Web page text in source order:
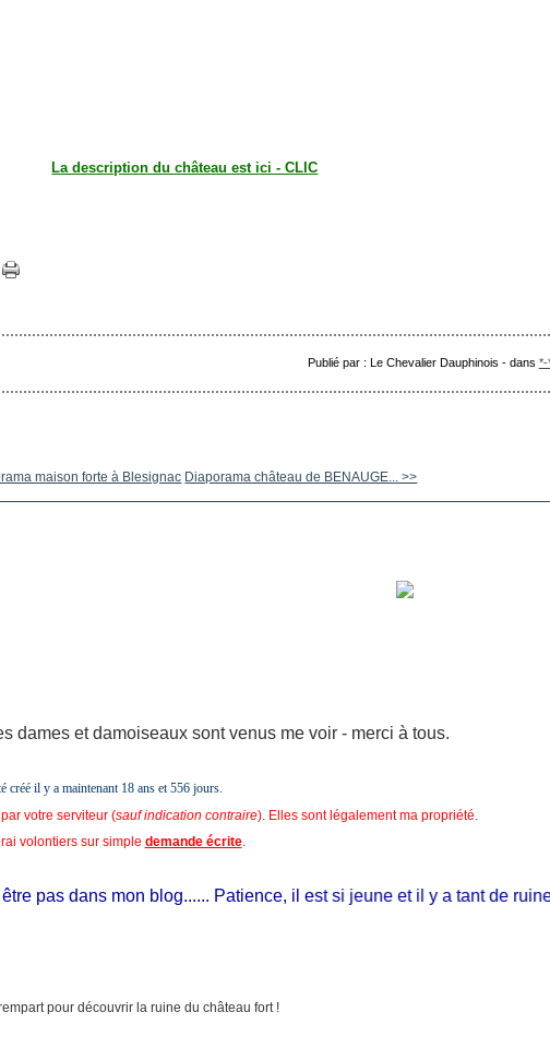
La description du château est ici - CLIC
Publié par : Le Chevalier Dauphinois -dans *-
maison forte à Blesignac Diaporama château de BENAUGE... >>
dames et damoiseaux sont venus me voir - merci à tous.
créé il y a maintenant 18 ans et556 jours.
votre serviteur (sauf indication contraire). Elles sont légalement ma propriété.
volontiers sur simple demande écrite.
pas dans mon blog...... Patience, il est si jeune et il y a tant de ruines